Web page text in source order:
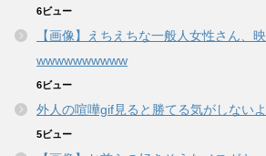
6ビュー
【画像】えちえちな一般人女性さん、
wwwwwwwwww
6ビュー
外人の喧嘩gif見ると勝てる気がしない
5ビュー